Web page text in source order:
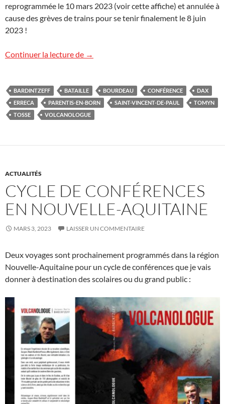
reprogrammée le 10 mars 2023 (voir cette affiche) et annulée à
cause des grèves de trains pour se tenir finalement le 8 juin
2023 !
Continuer la lecture de Cycle de conférences « Volcans » dans
→
BARDINTZEFF BATAILLE BOURDEAU CONFÉRENCE
DAX
ERRECA
PARENTIS-EN-BORN SAINT-VINCENT-DE-PAUL
TOMYN
TOSSE
VOLCANOLOGUE
ACTUALITÉS
CYCLE DE CONFÉRENCES
EN NOUVELLE-AQUITAINE
MARS 3, 2023 LAISSER UN COMMENTAIRE
Deux voyages sont prochainement programmés dans la région
Nouvelle-Aquitaine pour un cycle de conférences que je vais
donner à destination des scolaires ou du grand public :